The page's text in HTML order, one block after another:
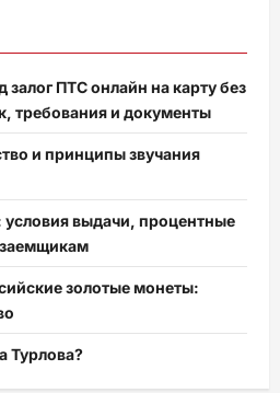
ПТС онлайн на карту без
требования и документы
и принципы звучания
выдачи, процентные
заемщикам
золотые монеты:
Турлова?